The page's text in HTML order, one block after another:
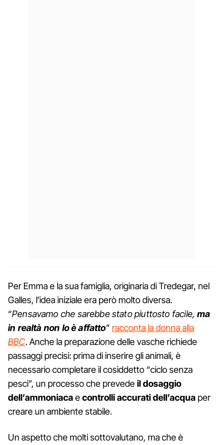
Per Emma e la sua famiglia, originaria di Tredegar, nel
Galles, l’idea iniziale era però molto diversa.
“Pensavamo che sarebbe stato piuttosto facile,ma
in realtà non lo è affatto” racconta la donna alla
BBC. Anche la preparazione delle vasche richiede
passaggi precisi: prima di inserire gli animali, è
necessario completare il cosiddetto “ciclo senza
pesci”, un processo che prevedeil dosaggio
dell’ammoniacaecontrolli accurati dell’acqua per
creare un ambiente stabile.
Un aspetto che molti sottovalutano, ma che è